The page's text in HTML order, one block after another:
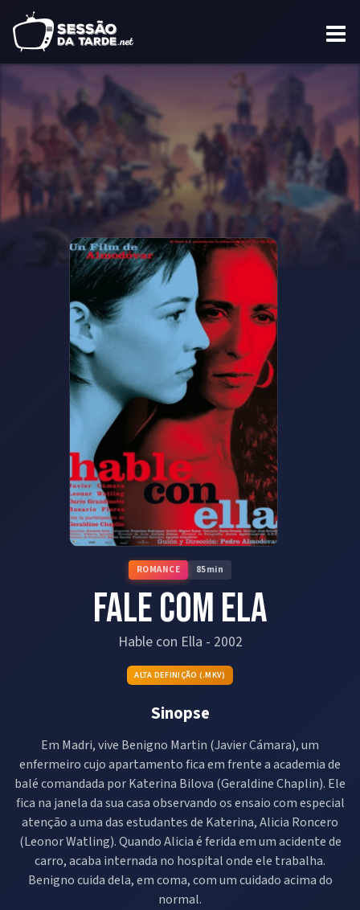
ROMANCE 85min
Fale com Ela
Hable con Ella - 2002
ALTA DEFINIÇÃO (.MKV)
Sinopse
Em Madri, vive Benigno Martin (Javier Cámara), um
enfermeiro cujo apartamento fica em frente a academia de
balé comandada por Katerina Bilova (Geraldine Chaplin). Ele
fica na janela da sua casa observando os ensaio com especial
atenção a uma das estudantes de Katerina, Alicia Roncero
(Leonor Watling). Quando Alicia é ferida em um acidente de
carro, acaba internada no hospital onde ele trabalha.
Benigno cuida dela, em coma, com um cuidado acima do
normal.